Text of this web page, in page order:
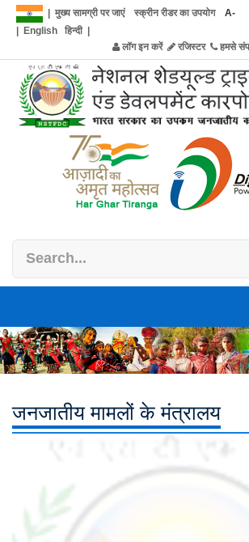
मुख्य सामग्री पर जाएं स्क्रीन रीडर का उपयोग A-
English हिन्दी|
लॉग इन करें
रजिस्टर हमसे
जनजातीय मामलों के मंत्रालय